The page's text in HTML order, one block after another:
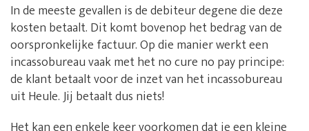
In de meeste gevallen is de debiteur degene die deze
kosten betaalt. Dit komt bovenop het bedrag van de
oorspronkelijke factuur. Op die manier werkt een
incassobureau vaak met het no cure no pay principe:
de klant betaalt voor de inzet van het incassobureau
uit Heule. Jij betaalt dus niets!